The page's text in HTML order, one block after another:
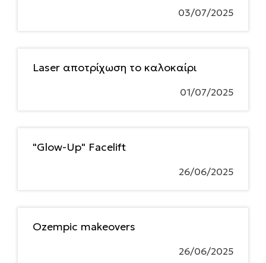
03/07/2025
Laser αποτρίχωση το καλοκαίρι
01/07/2025
"Glow-Up" Facelift
26/06/2025
Ozempic makeovers
26/06/2025